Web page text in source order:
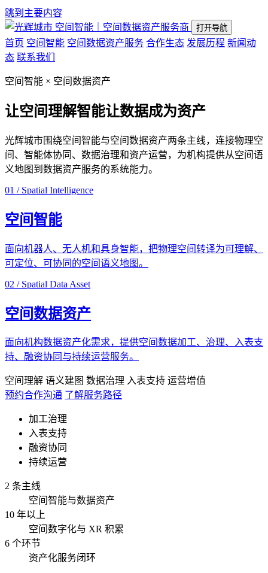
跳到主要内容
空间智能｜空间数据资产服务商
打开导航
首页 空间智能 空间数据资产服务 合作生态 发展历程 新闻动
态 联系我们
空间智能 × 空间数据资产
让空间理解智能让数据成为资产
光辉城市围绕空间智能与空间数据资产两条主线，连接物理空
间、智能体协同、数据治理和资产运营，为机构提供从空间语
义地图到数据资产服务的系统能力。
01 / Spatial Intelligence
空间智能
面向机器人、无人机和具身智能，把物理空间转译为可理解、
可定位、可协同的空间语义地图。
02 / Spatial Data Asset
空间数据资产
面向机构数据资产化需求，提供空间数据加工、治理、入表支
持、融资协同与持续运营服务。
空间理解 语义建图 数据治理 入表支持 运营增值
预约合作沟通 了解服务路径
加工治理
入表支持
融资协同
持续运营
2 条主线
空间智能与数据资产
10 年以上
空间数字化与 XR 积累
6 个环节
资产化服务闭环